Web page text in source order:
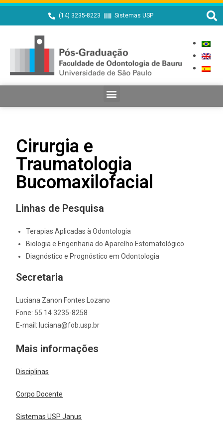
(14) 3235-8223 Sistemas USP
Cirurgia e
Traumatologia
Bucomaxilofacial
Linhas de Pesquisa
Terapias Aplicadas à Odontologia
Biologia e Engenharia do Aparelho Estomatológico
Diagnóstico e Prognóstico em Odontologia
Secretaria
Luciana Zanon Fontes Lozano
Fone: 55 14 3235-8258
E-mail: luciana@fob.usp.br
Mais informações
Disciplinas
Corpo Docente
Sistemas USP Janus